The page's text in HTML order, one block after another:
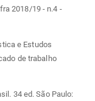
2018/19 - n.4 -
e Estudos
de trabalho
34 ed. São Paulo: